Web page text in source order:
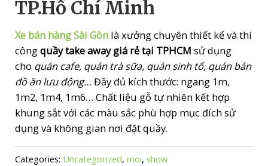
TP.Hồ Chí Minh
Xe bán hàng Sài Gòn là xưởng chuyên thiết kế và thi
côngquầy take away giá rẻ tại TPHCM sử dụng
cho quán cafe, quán trà sữa, quán sinh tố, quán bán
đồ ăn lưu động… Đầy đủ kích thước: ngang 1m,
1m2, 1m4, 1m6… Chất liệu gỗ tự nhiên kết hợp
khung sắt với các màu sắc phù hợp mục đích sử
dụng và không gian nơi đặt quầy.
Categories: Uncategorized,moi, show